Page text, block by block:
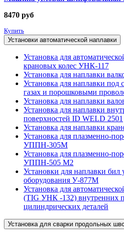
8470 руб
Купить
Установки автоматической наплавки
Установка для
крановых колес УНК-117
Установка для наплавки
Установка для наплавки
газах и порошковыми
Установка для наплавки
Установка для наплавки
поверхностей ID WELD 2501
Установка для наплавки
Установка для плазменно-
УППН-305М
Установка для плазменно-
УППН-505 М2
Установки для наплавки бил
оборудования У-877М
Установка для
(TIG УНК -132) внутренних
цилиндрических деталей
Установка для сварки продольных